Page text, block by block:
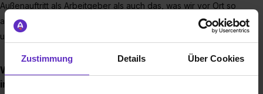
Zustimmung Details Über Cookies
Außenauftritt als Arbeitgeber als auch das, was wir vor Ort so
alles für unsere Mitarbeiterinnen und Mitarbeiter bei G.RAU
und ADMEDES anbieten.
Was können Auszubildende von einer Ausbildung
in Ihrem Unternehmen erwarten?